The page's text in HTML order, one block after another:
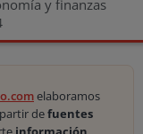
y finanzas
elaboramos
defuentes